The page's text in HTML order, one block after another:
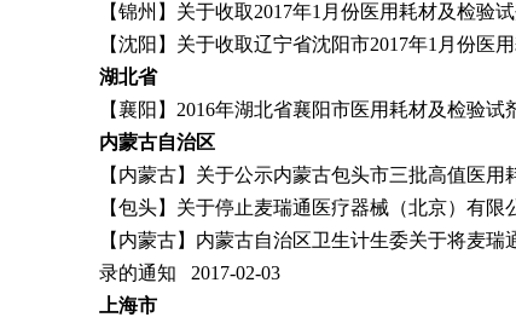
【锦州】关于收取2017年1月份医用耗材及检验
【沈阳】关于收取辽宁省沈阳市2017年1月份医
湖北省
【襄阳】2016年湖北省襄阳市医用耗材及检验
内蒙古自治区
【内蒙古】关于公示内蒙古包头市三批高值医
【包头】关于停止麦瑞通医疗器械（北京）有
【内蒙古】内蒙古自治区卫生计生委关于将麦
录的通知 2017-02-03
上海市